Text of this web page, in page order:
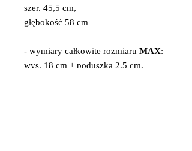
szer. 45,5 cm,
głębokość 58 cm
- wymiary całkowite rozmiaru MAX:
wys. 18 cm + poduszka 2,5 cm,